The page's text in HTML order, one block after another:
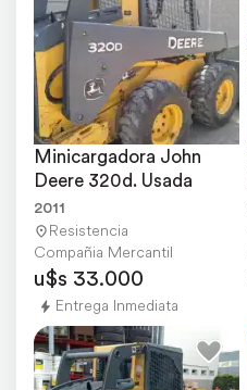
Minicargadora John
Deere 320d. Usada
2011
Resistencia
Compañia Mercantil
u$s 33.000
Entrega Inmediata